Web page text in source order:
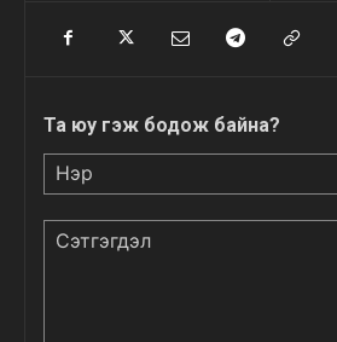
Та юу гэж бодож байна?